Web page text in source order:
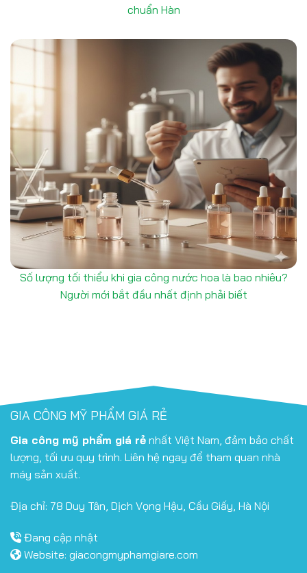
chuẩn Hàn
Số lượng tối thiểu khi gia công nước hoa là bao nhiêu?
Người mới bắt đầu nhất định phải biết
GIA CÔNG MỸ PHẨM GIÁ RẺ
Gia công mỹ phẩm giá rẻ nhất Việt Nam, đảm bảo chất
lượng, tối ưu quy trình. Liên hệ ngay để tham quan nhà
máy sản xuất.
Địa chỉ: 78 Duy Tân, Dịch Vọng Hậu, Cầu Giấy, Hà Nội
Đang cập nhật
Website: giacongmyphamgiare.com